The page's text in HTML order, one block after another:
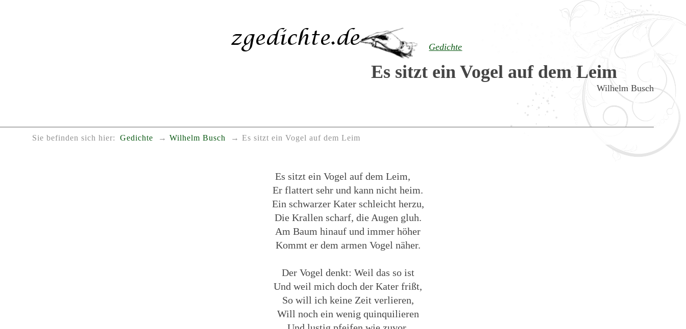
Gedichte
Es sitzt ein Vogel auf dem Leim
Wilhelm Busch
Sie befinden sich hier: Gedichte Wilhelm Busch Es sitzt ein Vogel auf dem Leim
Es sitzt ein Vogel auf dem Leim,
Er flattert sehr und kann nicht heim.
Ein schwarzer Kater schleicht herzu,
Die Krallen scharf, die Augen gluh.
Am Baum hinauf und immer höher
Kommt er dem armen Vogel näher.
Der Vogel denkt: Weil das so ist
Und weil mich doch der Kater frißt,
So will ich keine Zeit verlieren,
Will noch ein wenig quinquilieren